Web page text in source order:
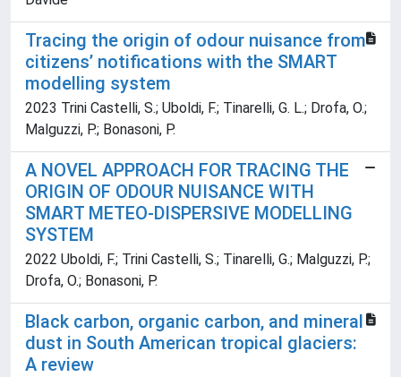
Tracing the origin of odour nuisance from
citizens’ notifications with the SMART
modelling system
2023 Trini Castelli, S.; Uboldi, F.; Tinarelli, G. L.; Drofa, O.;
Malguzzi, P.; Bonasoni, P.
A NOVEL APPROACH FOR TRACING THE
ORIGIN OF ODOUR NUISANCE WITH
SMART METEO-DISPERSIVE MODELLING
SYSTEM
2022 Uboldi, F.; Trini Castelli, S.; Tinarelli, G.; Malguzzi, P.;
Drofa, O.; Bonasoni, P.
Black carbon, organic carbon, and mineral
dust in South American tropical glaciers:
A review